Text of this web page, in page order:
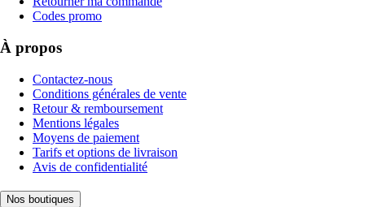
Codes promo
À propos
Contactez-nous
Conditions générales de vente
Retour & remboursement
Mentions légales
Moyens de paiement
Tarifs et options de livraison
Avis de confidentialité
Nos boutiques